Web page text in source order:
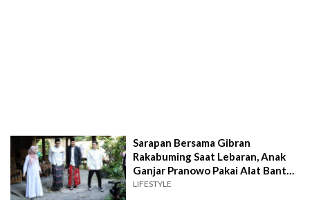
Sarapan Bersama Gibran
Rakabuming Saat Lebaran, Anak
Ganjar Pranowo Pakai Alat Bantu
Jalan: Apa Itu Kruk dan Fungsinya?
LIFESTYLE